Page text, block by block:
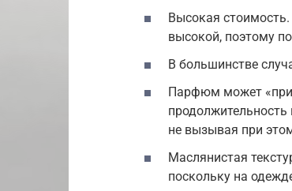
Высокая
высокой, поэтому
В большинстве
Парфюм может
не вызывая при
Маслянистая
поскольку на